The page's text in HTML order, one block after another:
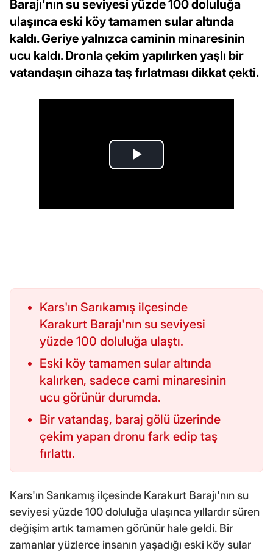
Barajı'nın su seviyesi yüzde 100 doluluğa
ulaşınca eski köy tamamen sular altında
kaldı. Geriye yalnızca caminin minaresinin
ucu kaldı. Dronla çekim yapılırken yaşlı bir
vatandaşın cihaza taş fırlatması dikkat çekti.
Kars'ın Sarıkamış ilçesinde
Karakurt Barajı'nın su seviyesi
yüzde 100 doluluğa ulaştı.
Eski köy tamamen sular altında
kalırken, sadece cami minaresinin
ucu görünür durumda.
Bir vatandaş, baraj gölü üzerinde
çekim yapan dronu fark edip taş
fırlattı.
Kars'ın Sarıkamış ilçesinde Karakurt Barajı'nın su
seviyesi yüzde 100 doluluğa ulaşınca yıllardır süren
değişim artık tamamen görünür hale geldi. Bir
zamanlar yüzlerce insanın yaşadığı eski köy sular